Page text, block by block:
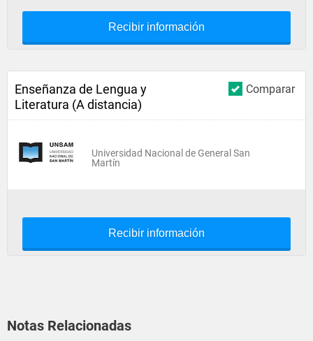
Recibir información
Comparar
Enseñanza de Lengua y
Literatura (A distancia)
Universidad Nacional de General San
Martín
Recibir información
Notas Relacionadas